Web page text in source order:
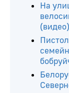
На
(видео)